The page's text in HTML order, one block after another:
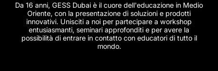
Da 16 anni, GESS Dubai è il cuore dell'educazione in Medio
Oriente, con la presentazione di soluzioni e prodotti
innovativi. Unisciti a noi per partecipare a workshop
entusiasmanti, seminari approfonditi e per avere la
possibilità di entrare in contatto con educatori di tutto il
mondo.